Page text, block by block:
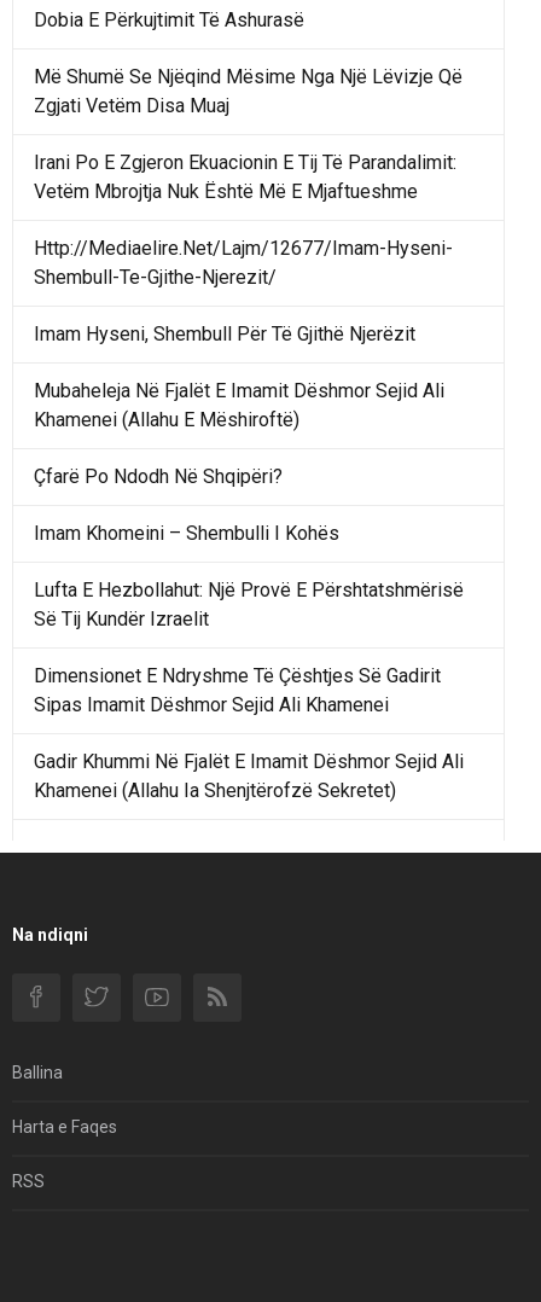
Dobia E Përkujtimit Të Ashurasë
Më Shumë Se Njëqind Mësime Nga Një Lëvizje Që
Zgjati Vetëm Disa Muaj
Irani Po E Zgjeron Ekuacionin E Tij Të Parandalimit:
Vetëm Mbrojtja Nuk Është Më E Mjaftueshme
Http://Mediaelire.Net/Lajm/12677/Imam-Hyseni-
Shembull-Te-Gjithe-Njerezit/
Imam Hyseni, Shembull Për Të Gjithë Njerëzit
Mubaheleja Në Fjalët E Imamit Dëshmor Sejid Ali
Khamenei (Allahu E Mëshiroftë)
Çfarë Po Ndodh Në Shqipëri?
Imam Khomeini – Shembulli I Kohës
Lufta E Hezbollahut: Një Provë E Përshtatshmërisë
Së Tij Kundër Izraelit
Dimensionet E Ndryshme Të Çështjes Së Gadirit
Sipas Imamit Dëshmor Sejid Ali Khamenei
Gadir Khummi Në Fjalët E Imamit Dëshmor Sejid Ali
Khamenei (Allahu Ia Shenjtërofzë Sekretet)
Filmi I Shkurtër Iranian “Pasta Alfredo” Ka Udhëtuar
Na ndiqni
Ballina
Harta e Faqes
RSS